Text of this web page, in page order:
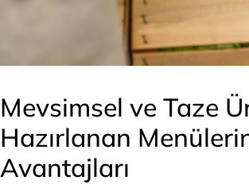
Mevsimsel ve Taze
Hazırlanan
Avantajları